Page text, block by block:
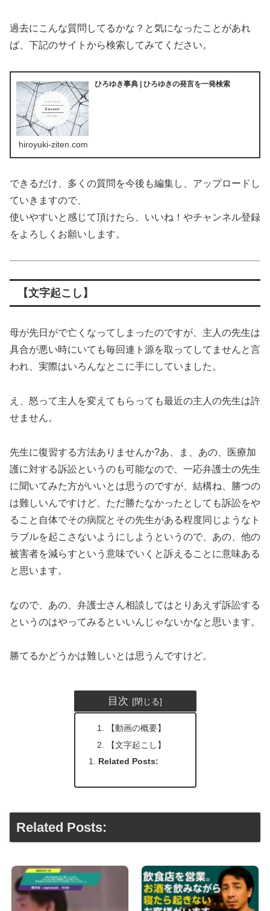
過去にこんな質問してるかな？と気になったことがあれ
ば、下記のサイトから検索してみてください。
ひろゆき事典 | ひろゆきの発言を一発検索
hiroyuki-ziten.com
できるだけ、多くの質問を今後も編集し、アップロードし
ていきますので、
使いやすいと感じて頂けたら、いいね！やチャンネル登録
をよろしくお願いします。
【文字起こし】
母が先日がで亡くなってしまったのですが、主人の先生は
具合が悪い時にいても毎回連ト源を取ってしてませんと言
われ、実際はいろんなとこに手にしていました。
え、怒って主人を変えてもらっても最近の主人の先生は許
せません。
先生に復習する方法ありませんか?あ、ま、あの、医療加
護に対する訴訟というのも可能なので、一応弁護士の先生
に聞いてみた方がいいとは思うのですが、結構ね、勝つの
は難しいんですけど、ただ勝たなかったとしても訴訟をや
ること自体でその病院とその先生がある程度同じようなト
ラブルを起こさないようにしようというので、あの、他の
被害者を減らすという意味でいくと訴えることに意味ある
と思います。
なので、あの、弁護士さん相談してはとりあえず訴訟する
というのはやってみるといいんじゃないかなと思います。
勝てるかどうかは難しいとは思うんですけど。
目次
【動画の概要】
【文字起こし】
Related Posts:
Related Posts: